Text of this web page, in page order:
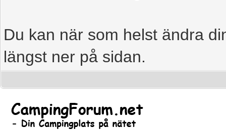
Du kan när som helst ändra
längst ner på sidan.